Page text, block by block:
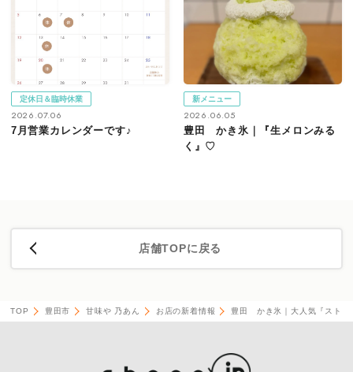
定休日＆臨時休業
2026.07.06
7月営業カレンダーです♪
新メニュー
2026.06.05
豊田 かき氷｜『生メロンみる
く』♡
店舗TOPに戻る
TOP 豊田市 甘味や 乃あん お店の新着情報 豊田 かき氷｜大人気『スト